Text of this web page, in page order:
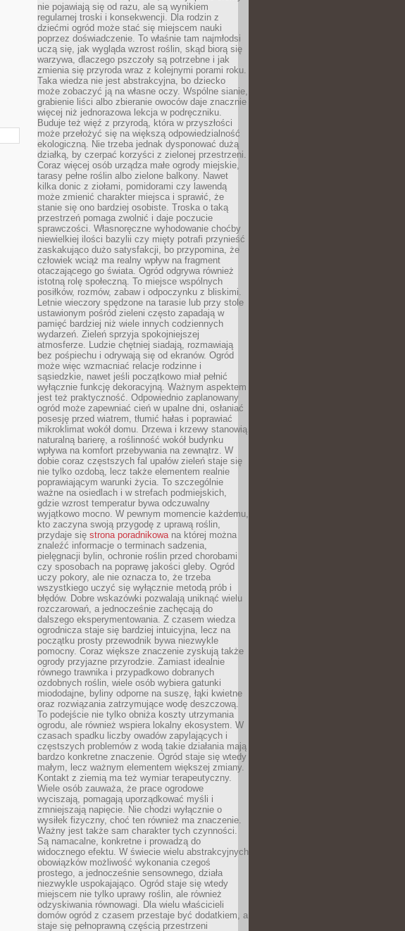
nie pojawiają się od razu, ale są wynikiem
regularnej troski i konsekwencji. Dla rodzin z
dziećmi ogród może stać się miejscem nauki
poprzez doświadczenie. To właśnie tam najmłodsi
uczą się, jak wygląda wzrost roślin, skąd biorą się
warzywa, dlaczego pszczoły są potrzebne i jak
zmienia się przyroda wraz z kolejnymi porami roku.
Taka wiedza nie jest abstrakcyjna, bo dziecko
może zobaczyć ją na własne oczy. Wspólne sianie,
grabienie liści albo zbieranie owoców daje znacznie
więcej niż jednorazowa lekcja w podręczniku.
Buduje też więź z przyrodą, która w przyszłości
może przełożyć się na większą odpowiedzialność
ekologiczną. Nie trzeba jednak dysponować dużą
działką, by czerpać korzyści z zielonej przestrzeni.
Coraz więcej osób urządza małe ogrody miejskie,
tarasy pełne roślin albo zielone balkony. Nawet
kilka donic z ziołami, pomidorami czy lawendą
może zmienić charakter miejsca i sprawić, że
stanie się ono bardziej osobiste. Troska o taką
przestrzeń pomaga zwolnić i daje poczucie
sprawczości. Własnoręczne wyhodowanie choćby
niewielkiej ilości bazylii czy mięty potrafi przynieść
zaskakująco dużo satysfakcji, bo przypomina, że
człowiek wciąż ma realny wpływ na fragment
otaczającego go świata. Ogród odgrywa również
istotną rolę społeczną. To miejsce wspólnych
posiłków, rozmów, zabaw i odpoczynku z bliskimi.
Letnie wieczory spędzone na tarasie lub przy stole
ustawionym pośród zieleni często zapadają w
pamięć bardziej niż wiele innych codziennych
wydarzeń. Zieleń sprzyja spokojniejszej
atmosferze. Ludzie chętniej siadają, rozmawiają
bez pośpiechu i odrywają się od ekranów. Ogród
może więc wzmacniać relacje rodzinne i
sąsiedzkie, nawet jeśli początkowo miał pełnić
wyłącznie funkcję dekoracyjną. Ważnym aspektem
jest też praktyczność. Odpowiednio zaplanowany
ogród może zapewniać cień w upalne dni, osłaniać
posesję przed wiatrem, tłumić hałas i poprawiać
mikroklimat wokół domu. Drzewa i krzewy stanowią
naturalną barierę, a roślinność wokół budynku
wpływa na komfort przebywania na zewnątrz. W
dobie coraz częstszych fal upałów zieleń staje się
nie tylko ozdobą, lecz także elementem realnie
poprawiającym warunki życia. To szczególnie
ważne na osiedlach i w strefach podmiejskich,
gdzie wzrost temperatur bywa odczuwalny
wyjątkowo mocno. W pewnym momencie każdemu,
kto zaczyna swoją przygodę z uprawą roślin,
przydaje się strona poradnikowana której można
znaleźć informacje o terminach sadzenia,
pielęgnacji bylin, ochronie roślin przed chorobami
czy sposobach na poprawę jakości gleby. Ogród
uczy pokory, ale nie oznacza to, że trzeba
wszystkiego uczyć się wyłącznie metodą prób i
błędów. Dobre wskazówki pozwalają uniknąć wielu
rozczarowań, a jednocześnie zachęcają do
dalszego eksperymentowania. Z czasem wiedza
ogrodnicza staje się bardziej intuicyjna, lecz na
początku prosty przewodnik bywa niezwykle
pomocny. Coraz większe znaczenie zyskują także
ogrody przyjazne przyrodzie. Zamiast idealnie
równego trawnika i przypadkowo dobranych
ozdobnych roślin, wiele osób wybiera gatunki
miododajne, byliny odporne na suszę, łąki kwietne
oraz rozwiązania zatrzymujące wodę deszczową.
To podejście nie tylko obniża koszty utrzymania
ogrodu, ale również wspiera lokalny ekosystem. W
czasach spadku liczby owadów zapylających i
częstszych problemów z wodą takie działania mają
bardzo konkretne znaczenie. Ogród staje się wtedy
małym, lecz ważnym elementem większej zmiany.
Kontakt z ziemią ma też wymiar terapeutyczny.
Wiele osób zauważa, że prace ogrodowe
wyciszają, pomagają uporządkować myśli i
zmniejszają napięcie. Nie chodzi wyłącznie o
wysiłek fizyczny, choć ten również ma znaczenie.
Ważny jest także sam charakter tych czynności.
Są namacalne, konkretne i prowadzą do
widocznego efektu. W świecie wielu abstrakcyjnych
obowiązków możliwość wykonania czegoś
prostego, a jednocześnie sensownego, działa
niezwykle uspokajająco. Ogród staje się wtedy
miejscem nie tylko uprawy roślin, ale również
odzyskiwania równowagi. Dla wielu właścicieli
domów ogród z czasem przestaje być dodatkiem, a
staje się pełnoprawną częścią przestrzeni